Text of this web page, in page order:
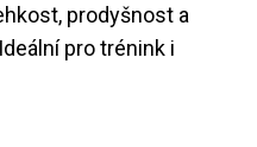
prodyšnost a
pro trénink i